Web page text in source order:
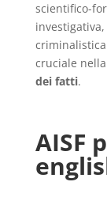
scientifico-
criminalistica
cruciale
dei fatti.
AISF